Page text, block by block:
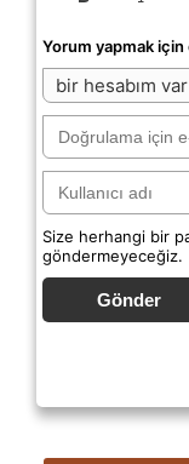
Yorum yapmak için
bir hesabım var
Size herhangi bir
göndermeyeceğiz.
Gönder